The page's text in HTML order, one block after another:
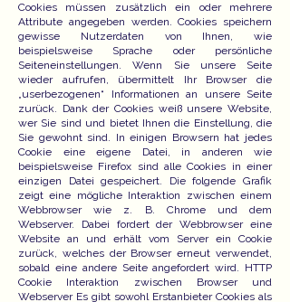
Cookies müssen zusätzlich ein oder mehrere
Attribute angegeben werden. Cookies speichern
gewisse Nutzerdaten von Ihnen, wie
beispielsweise Sprache oder persönliche
Seiteneinstellungen. Wenn Sie unsere Seite
wieder aufrufen, übermittelt Ihr Browser die
„userbezogenen“ Informationen an unsere Seite
zurück. Dank der Cookies weiß unsere Website,
wer Sie sind und bietet Ihnen die Einstellung, die
Sie gewohnt sind. In einigen Browsern hat jedes
Cookie eine eigene Datei, in anderen wie
beispielsweise Firefox sind alle Cookies in einer
einzigen Datei gespeichert. Die folgende Grafik
zeigt eine mögliche Interaktion zwischen einem
Webbrowser wie z. B. Chrome und dem
Webserver. Dabei fordert der Webbrowser eine
Website an und erhält vom Server ein Cookie
zurück, welches der Browser erneut verwendet,
sobald eine andere Seite angefordert wird. HTTP
Cookie Interaktion zwischen Browser und
Webserver Es gibt sowohl Erstanbieter Cookies als